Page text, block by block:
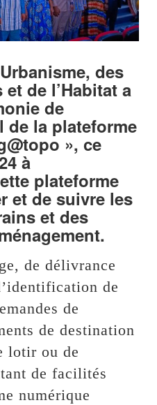
des
de l’Habitat a
de
de la plateforme
», ce
à
plateforme
et de suivre les
et des
de délivrance
de
de
de destination
lotir ou de
de facilités
numérique